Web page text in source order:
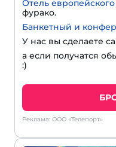
Отель
фурако.
Банкетный и
У нас вы сделаете
а если получатся
:)
Реклама: ООО «Телепорт»